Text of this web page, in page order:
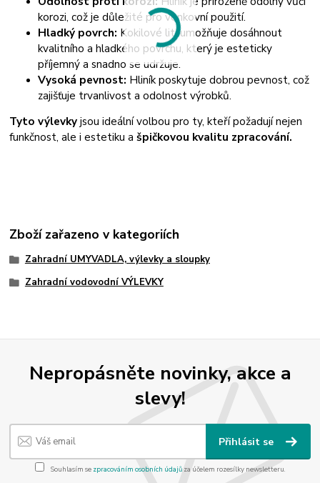
korozi, což je důležité pro venkovní použití.
Hladký povrch: Kokilové lití umožňuje dosáhnout
kvalitního a hladkého povrchu, který je esteticky
příjemný a snadno se udržuje.
Vysoká pevnost: Hliník poskytuje dobrou pevnost, což
zajišťuje trvanlivost a odolnost výrobků.
Tyto výlevkyjsou ideální volbou pro ty, kteří požadují nejen
funkčnost, ale i estetiku ašpičkovou kvalitu zpracování.
Zboží zařazeno v kategoriích
Zahradní UMYVADLA, výlevky a sloupky
Zahradní vodovodní VÝLEVKY
Nepropásněte novinky, akce a
slevy!
Přihlásit se
Souhlasím se zpracováním osobních údajůza účelem rozesílky newsletteru.